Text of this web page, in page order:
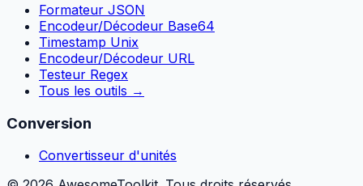
Formateur JSON
Encodeur/Décodeur Base64
Timestamp Unix
Encodeur/Décodeur URL
Testeur Regex
Tous les outils →
Conversion
Convertisseur d'unités